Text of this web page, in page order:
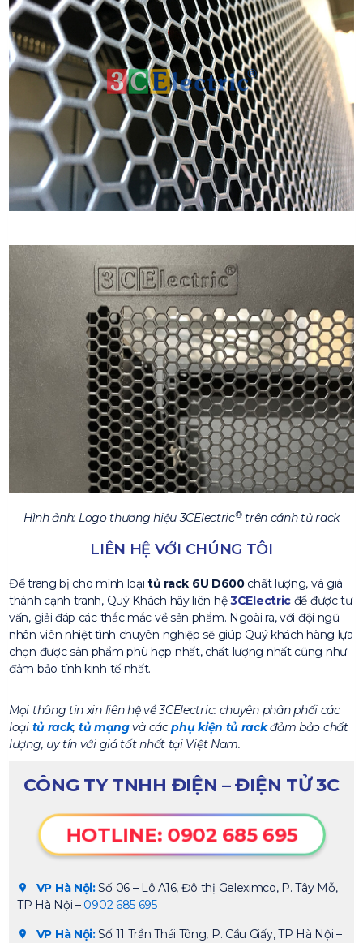
Hình ảnh: Logo thương hiệu 3CElectric®trên cánh tủ rack
LIÊN HỆ VỚI CHÚNG TÔI
Để trang bị cho mình loạitủ rack 6U D600chất lượng, và giá
thành cạnh tranh, Quý Khách hãy liên hệ3CElectric để được tư
vấn, giải đáp các thắc mắc về sản phẩm. Ngoài ra, với đội ngũ
nhân viên nhiệt tình chuyên nghiệp sẽ giúp Quý khách hàng lựa
chọn được sản phẩm phù hợp nhất, chất lượng nhất cũng như
đảm bảo tính kinh tế nhất.
Mọi thông tin xin liên hệ về 3CElectric: chuyên phân phối các
loại tủ rack, tủ mạngvà cácphụ kiện tủ rackđảm bảo chất
lượng, uy tín với giá tốt nhất tại Việt Nam.
CÔNG TY TNHH ĐIỆN – ĐIỆN TỬ 3C
HOTLINE: 0902 685 695
VP Hà Nội:Số 06 – Lô A16, Đô thị Geleximco, P. Tây Mỗ,
TP Hà Nội – 0902 685 695
VP Hà Nội:Số 11 Trần Thái Tông, P. Cầu Giấy, TP Hà Nội –